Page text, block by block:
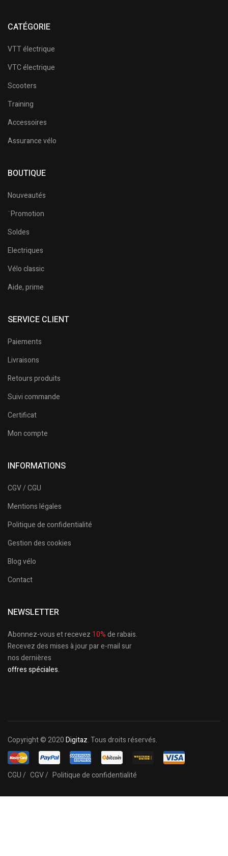
CATÉGORIE
VTT électrique
VTC électrique
Scooters
Training
Accessoires
Assurance vélo
BOUTIQUE
Nouveautés
¨Promotion
Soldes
Electriques
Vélo classic
Aide, prime
SERVICE CLIENT
Paiements
Livraisons
Retours produits
Suivi commande
Certificat
Mon compte
INFORMATIONS
CGV / CGU
Mentions légales
Politique de confidentialité
Gestion des cookies
Blog vélo
Contact
NEWSLETTER
Abonnez-vous et recevez 10%de rabais.
Recevez des mises à jour par e-mail sur
nos dernières
offres spéciales.
Copyright © 2020Digitaz. Tous droits réservés.
CGU / CGV / Politique de confidentialité